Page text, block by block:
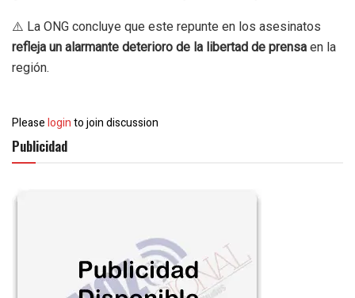
⚠️ La ONG concluye que este repunte en los asesinatos
refleja un alarmante deterioro de la libertad de prensa en la
región.
Pleaseloginto join discussion
Publicidad